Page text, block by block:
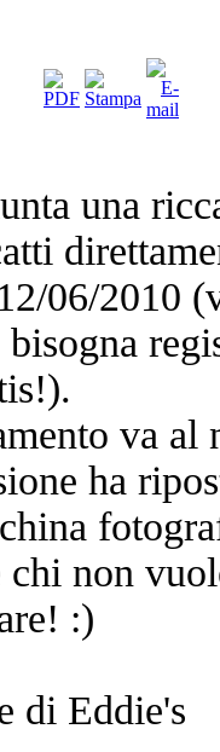
una
06/2010
va al
ha
non
:)
di Eddie's